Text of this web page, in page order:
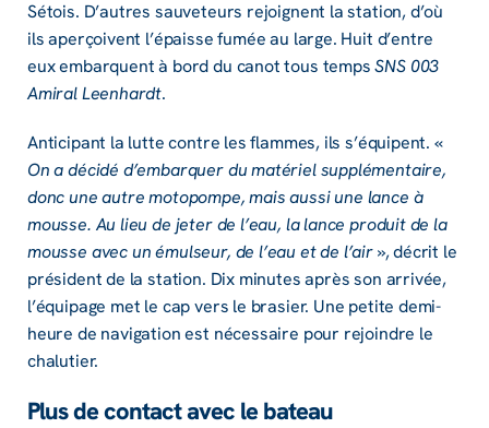
Sétois. D’autres sauveteurs rejoignent la station, d’où
ils aperçoivent l’épaisse fumée au large. Huit d’entre
eux embarquent à bord du canot tous tempsSNS 003
Amiral Leenhardt.
Anticipant la lutte contre les flammes, ils s’équipent. «
On a décidé d’embarquer du matériel supplémentaire,
donc une autre motopompe, mais aussi une lance à
mousse. Au lieu de jeter de l’eau, la lance produit de la
mousse avec un émulseur, de l’eau et de l’air», décrit le
président de la station. Dix minutes après son arrivée,
l’équipage met le cap vers le brasier. Une petite demi-
heure de navigation est nécessaire pour rejoindre le
chalutier.
Plus de contact avec le bateau